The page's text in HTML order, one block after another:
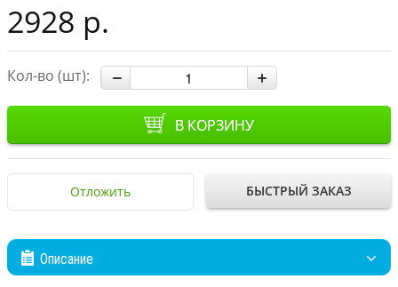
2928 р.
Кол-во (шт):
В КОРЗИНУ
Отложить БЫСТРЫЙ ЗАКАЗ
Описание